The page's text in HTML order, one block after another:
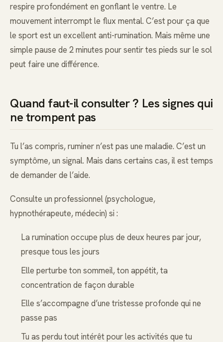
respire profondément en gonflant le ventre. Le
mouvement interrompt le flux mental. C’est pour ça que
le sport est un excellent anti-rumination. Mais même une
simple pause de 2 minutes pour sentir tes pieds sur le sol
peut faire une différence.
Quand faut-il consulter ? Les signes qui
ne trompent pas
Tu l’as compris, ruminer n’est pas une maladie. C’est un
symptôme, un signal. Mais dans certains cas, il est temps
de demander de l’aide.
Consulte un professionnel (psychologue,
hypnothérapeute, médecin) si :
La rumination occupe plus de deux heures par jour,
presque tous les jours
Elle perturbe ton sommeil, ton appétit, ta
concentration de façon durable
Elle s’accompagne d’une tristesse profonde qui ne
passe pas
Tu as perdu tout intérêt pour les activités que tu